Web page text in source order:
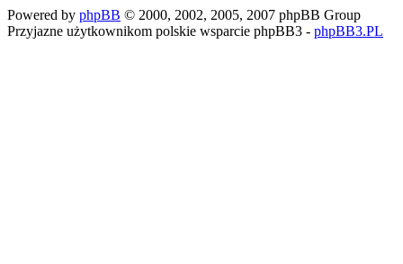
Powered by phpBB © 2000, 2002, 2005, 2007 phpBB Group
Przyjazne użytkownikom polskie wsparcie phpBB3 - phpBB3.PL